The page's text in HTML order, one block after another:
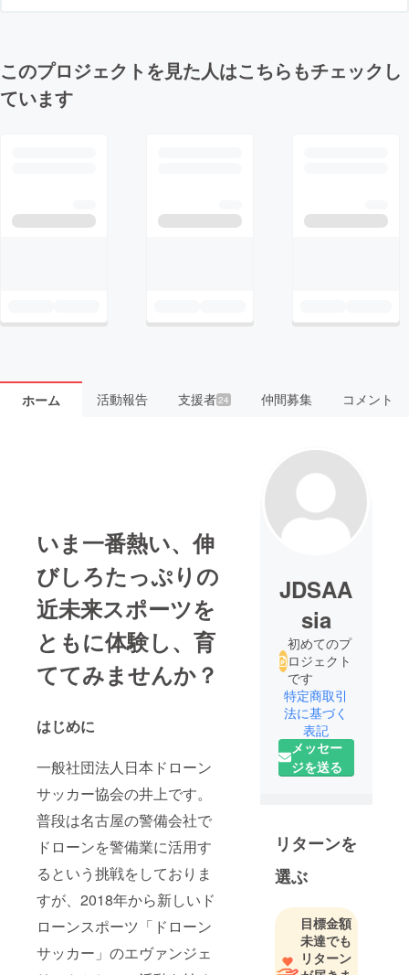
このプロジェクトを見た人はこちらもチェックし
ています
ホーム 活動報告 支援者 24 仲間募集 コメント
いま一番熱い、伸
びしろたっぷりの
近未来スポーツを
ともに体験し、育
ててみませんか？
はじめに
一般社団法人日本ドローン
サッカー協会の井上です。
普段は名古屋の警備会社で
ドローンを警備業に活用す
るという挑戦をしておりま
すが、2018年から新しいド
ローンスポーツ「ドローン
サッカー」のエヴァンジェ
JDSAA
sia
初めてのプ
ロジェクト
です
特定商取引
法に基づく
表記
メッセー
ジを送る
リターンを
選ぶ
目標金額
未達でも
リターン